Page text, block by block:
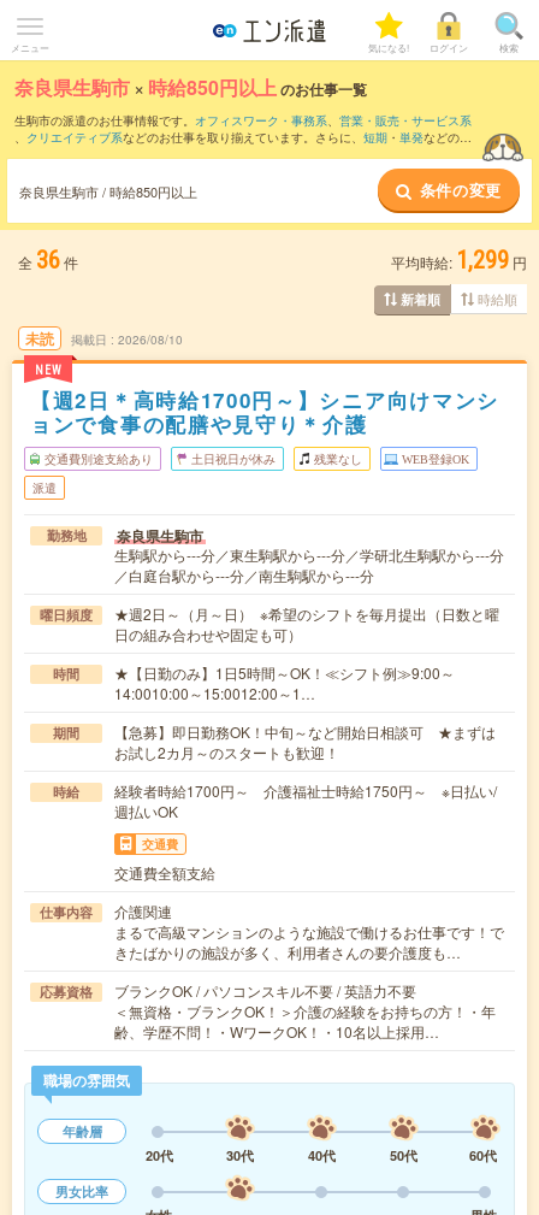
メニュー 気になる! ログイン 検索
奈良県生駒市 × 時給850円以上のお仕事一覧
生駒市の派遣のお仕事情報です。 オフィスワーク・事務系、 営業・販売・サービス系
、 クリエイティブ系などのお仕事を取り揃えています。さらに、 短期 ・ 単発などの期
時給1100円以上 ・1800円以上の求人はこちら
当サイトでは法令を遵守し、最低賃金以上の求人のみを掲載しています。
奈良県生駒市 / 時給850円以上 条件の変更
全 36件 平均時給: 1,299 円
新着順 時給順
未読
NEW
掲載日 2026/08/10
【週2日＊高時給1700円～】シニア向けマンシ
ョンで食事の配膳や見守り＊介護
交通費別途支給あり 土日祝日が休み 残業なし WEB登録OK
派遣
勤務地 奈良県生駒市
生駒駅から---分／東生駒駅から---分／学研北生駒駅から---分
／白庭台駅から---分／南生駒駅から---分
曜日頻度
★週2日～（月～日） ※希望のシフトを毎月提出（日数と曜
日の組み合わせや固定も可）
時間
★【日勤のみ】1日5時間～OK！≪シフト例≫9:00～
14:0010:00～15:0012:00～1…
期間
【急募】即日勤務OK！中旬～など開始日相談可 ★まずは
お試し2カ月～のスタートも歓迎！
時給
経験者時給1700円～ 介護福祉士時給1750円～ ※日払い/
週払いOK
交通費
交通費全額支給
仕事内容
介護関連
まるで高級マンションのような施設で働けるお仕事です！で
きたばかりの施設が多く、利用者さんの要介護度も…
応募資格
ブランクOK / パソコンスキル不要 / 英語力不要
＜無資格・ブランクOK！＞介護の経験をお持ちの方！・年
齢、学歴不問！・WワークOK！・10名以上採用…
職場の雰囲気
年齢層
20代
30代 40代 50代
60代
男女比率